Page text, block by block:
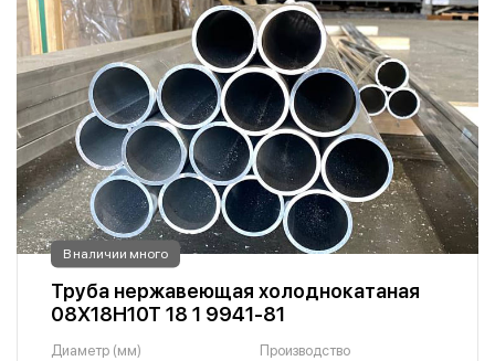
В наличии много
Труба нержавеющая холоднокатаная
08Х18Н10Т 18 1 9941-81
Диаметр (мм)
Производство